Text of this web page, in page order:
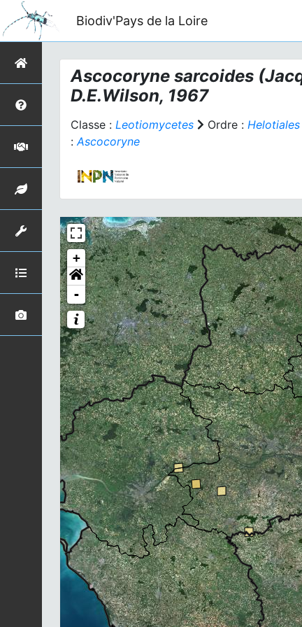
Biodiv'Pays de la Loire
Ascocoryne sarcoides
D.E.Wilson, 1967
Classe : Leotiomycetes Ordre : Helotiales
:Ascocoryne
+
-